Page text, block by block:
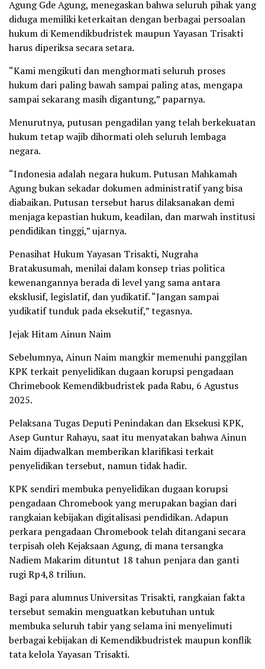
Agung Gde Agung, menegaskan bahwa seluruh pihak yang
diduga memiliki keterkaitan dengan berbagai persoalan
hukum di Kemendikbudristek maupun Yayasan Trisakti
harus diperiksa secara setara.
“Kami mengikuti dan menghormati seluruh proses
hukum dari paling bawah sampai paling atas, mengapa
sampai sekarang masih digantung,” paparnya.
Menurutnya, putusan pengadilan yang telah berkekuatan
hukum tetap wajib dihormati oleh seluruh lembaga
negara.
“Indonesia adalah negara hukum. Putusan Mahkamah
Agung bukan sekadar dokumen administratif yang bisa
diabaikan. Putusan tersebut harus dilaksanakan demi
menjaga kepastian hukum, keadilan, dan marwah institusi
pendidikan tinggi,” ujarnya.
Penasihat Hukum Yayasan Trisakti, Nugraha
Bratakusumah, menilai dalam konsep trias politica
kewenangannya berada di level yang sama antara
eksklusif, legislatif, dan yudikatif. “Jangan sampai
yudikatif tunduk pada eksekutif,” tegasnya.
Jejak Hitam Ainun Naim
Sebelumnya, Ainun Naim mangkir memenuhi panggilan
KPK terkait penyelidikan dugaan korupsi pengadaan
Chrimebook Kemendikbudristek pada Rabu, 6 Agustus
2025.
Pelaksana Tugas Deputi Penindakan dan Eksekusi KPK,
Asep Guntur Rahayu, saat itu menyatakan bahwa Ainun
Naim dijadwalkan memberikan klarifikasi terkait
penyelidikan tersebut, namun tidak hadir.
KPK sendiri membuka penyelidikan dugaan korupsi
pengadaan Chromebook yang merupakan bagian dari
rangkaian kebijakan digitalisasi pendidikan. Adapun
perkara pengadaan Chromebook telah ditangani secara
terpisah oleh Kejaksaan Agung, di mana tersangka
Nadiem Makarim dituntut 18 tahun penjara dan ganti
rugi Rp4,8 triliun.
Bagi para alumnus Universitas Trisakti, rangkaian fakta
tersebut semakin menguatkan kebutuhan untuk
membuka seluruh tabir yang selama ini menyelimuti
berbagai kebijakan di Kemendikbudristek maupun konflik
tata kelola Yayasan Trisakti.